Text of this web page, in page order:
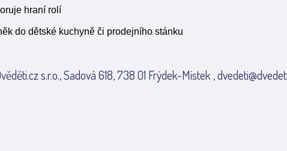
hraní rolí
do dětské kuchyně či prodejního stánku
s.r.o., Sadová 618, 738 01 Frýdek-Místek ,